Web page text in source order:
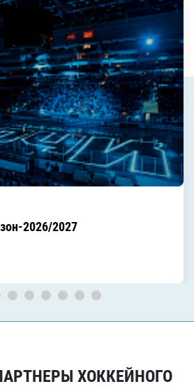
2026/2027
ХОККЕЙНОГО